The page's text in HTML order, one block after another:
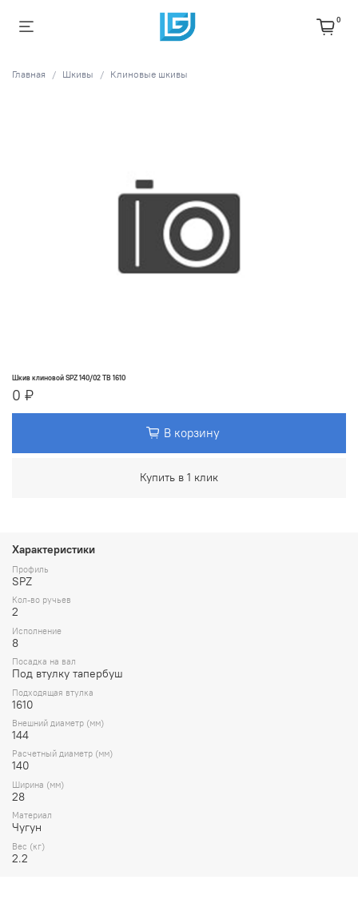
0
Главная Шкивы Клиновые шкивы
Шкив клиновой SPZ 140/02 TB 1610
0 ₽
В корзину
Купить в 1 клик
Характеристики
Профиль
SPZ
Кол-во ручьев
2
Исполнение
8
Посадка на вал
Под втулку тапербуш
Подходящая втулка
1610
Внешний диаметр (мм)
144
Расчетный диаметр (мм)
140
Ширина (мм)
28
Материал
Чугун
Вес (кг)
2.2